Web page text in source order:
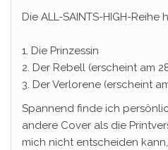
Die ALL-SAINTS-HIGH-Reihe
1. Die Prinzessin
2. Der Rebell (erscheint am
3. Der Verlorene (erscheint
Spannend finde ich
andere Cover als die
mich nicht entscheiden